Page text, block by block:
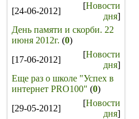
[24-06-2012]
[Новости
дня]
День памяти и скорби. 22
июня 2012г. (0)
[17-06-2012]
[Новости
дня]
Еще раз о школе "Успех в
интернет PRO100" (0)
[29-05-2012]
[Новости
дня]